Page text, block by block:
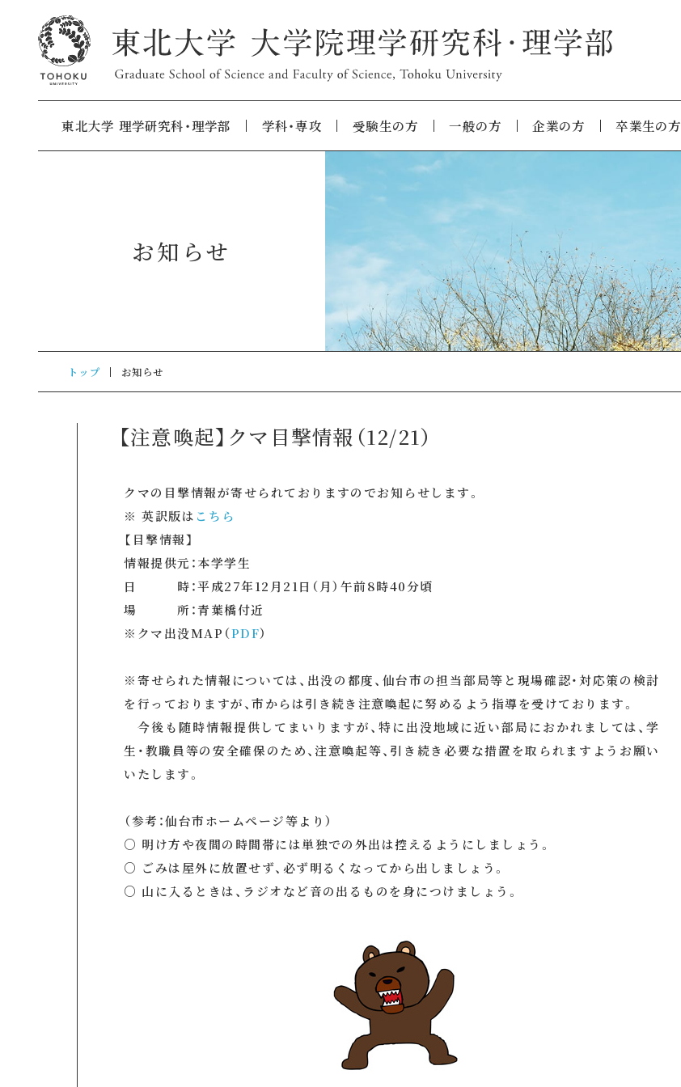
東北大学 理学研究科・理学部 学科・専攻 受験生の方 一般の方 企業の方 卒業生の方
お知らせ
トップ お知らせ
【注意喚起】クマ目撃情報（12/21）
クマの目撃情報が寄せられておりますのでお知らせします。
※ 英訳版は こちら
【目撃情報】
情報提供元：本学学生
日 時：平成27年12月21日（月）午前8時40分頃
場 所：青葉橋付近
※クマ出没MAP（PDF）
※寄せられた情報については、出没の都度、仙台市の担当部局等と現場確認・対応策の検討
を行っておりますが、市からは引き続き注意喚起に努めるよう指導を受けております。
今後も随時情報提供してまいりますが、特に出没地域に近い部局におかれましては、学
生・教職員等の安全確保のため、注意喚起等、引き続き必要な措置を取られますようお願い
いたします。
（参考：仙台市ホームページ等より）
○ 明け方や夜間の時間帯には単独での外出は控えるようにしましょう。
○ ごみは屋外に放置せず、必ず明るくなってから出しましょう。
○ 山に入るときは、ラジオなど音の出るものを身につけましょう。